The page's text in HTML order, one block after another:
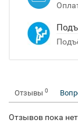
Отзывы 0
Отзывов пока